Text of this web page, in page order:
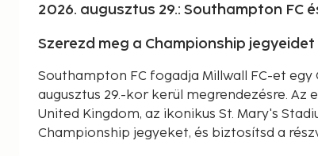
2026. augusztus 29.: Southampton FC
Szerezd meg a Championship
Southampton FC fogadja Millwall FC-et
augusztus 29.-kor kerül megrendezésre. Az
United Kingdom, az ikonikus St. Mary's
Championship jegyeket, és biztosítsd a